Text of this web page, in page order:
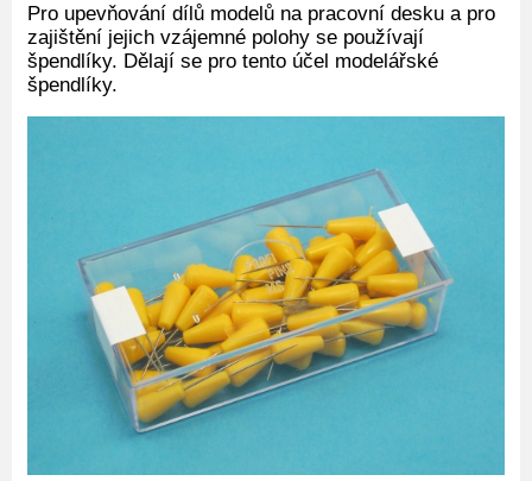
Pro upevňování dílů modelů na pracovní desku a pro
zajištění jejich vzájemné polohy se používají
špendlíky. Dělají se pro tento účel modelářské
špendlíky.